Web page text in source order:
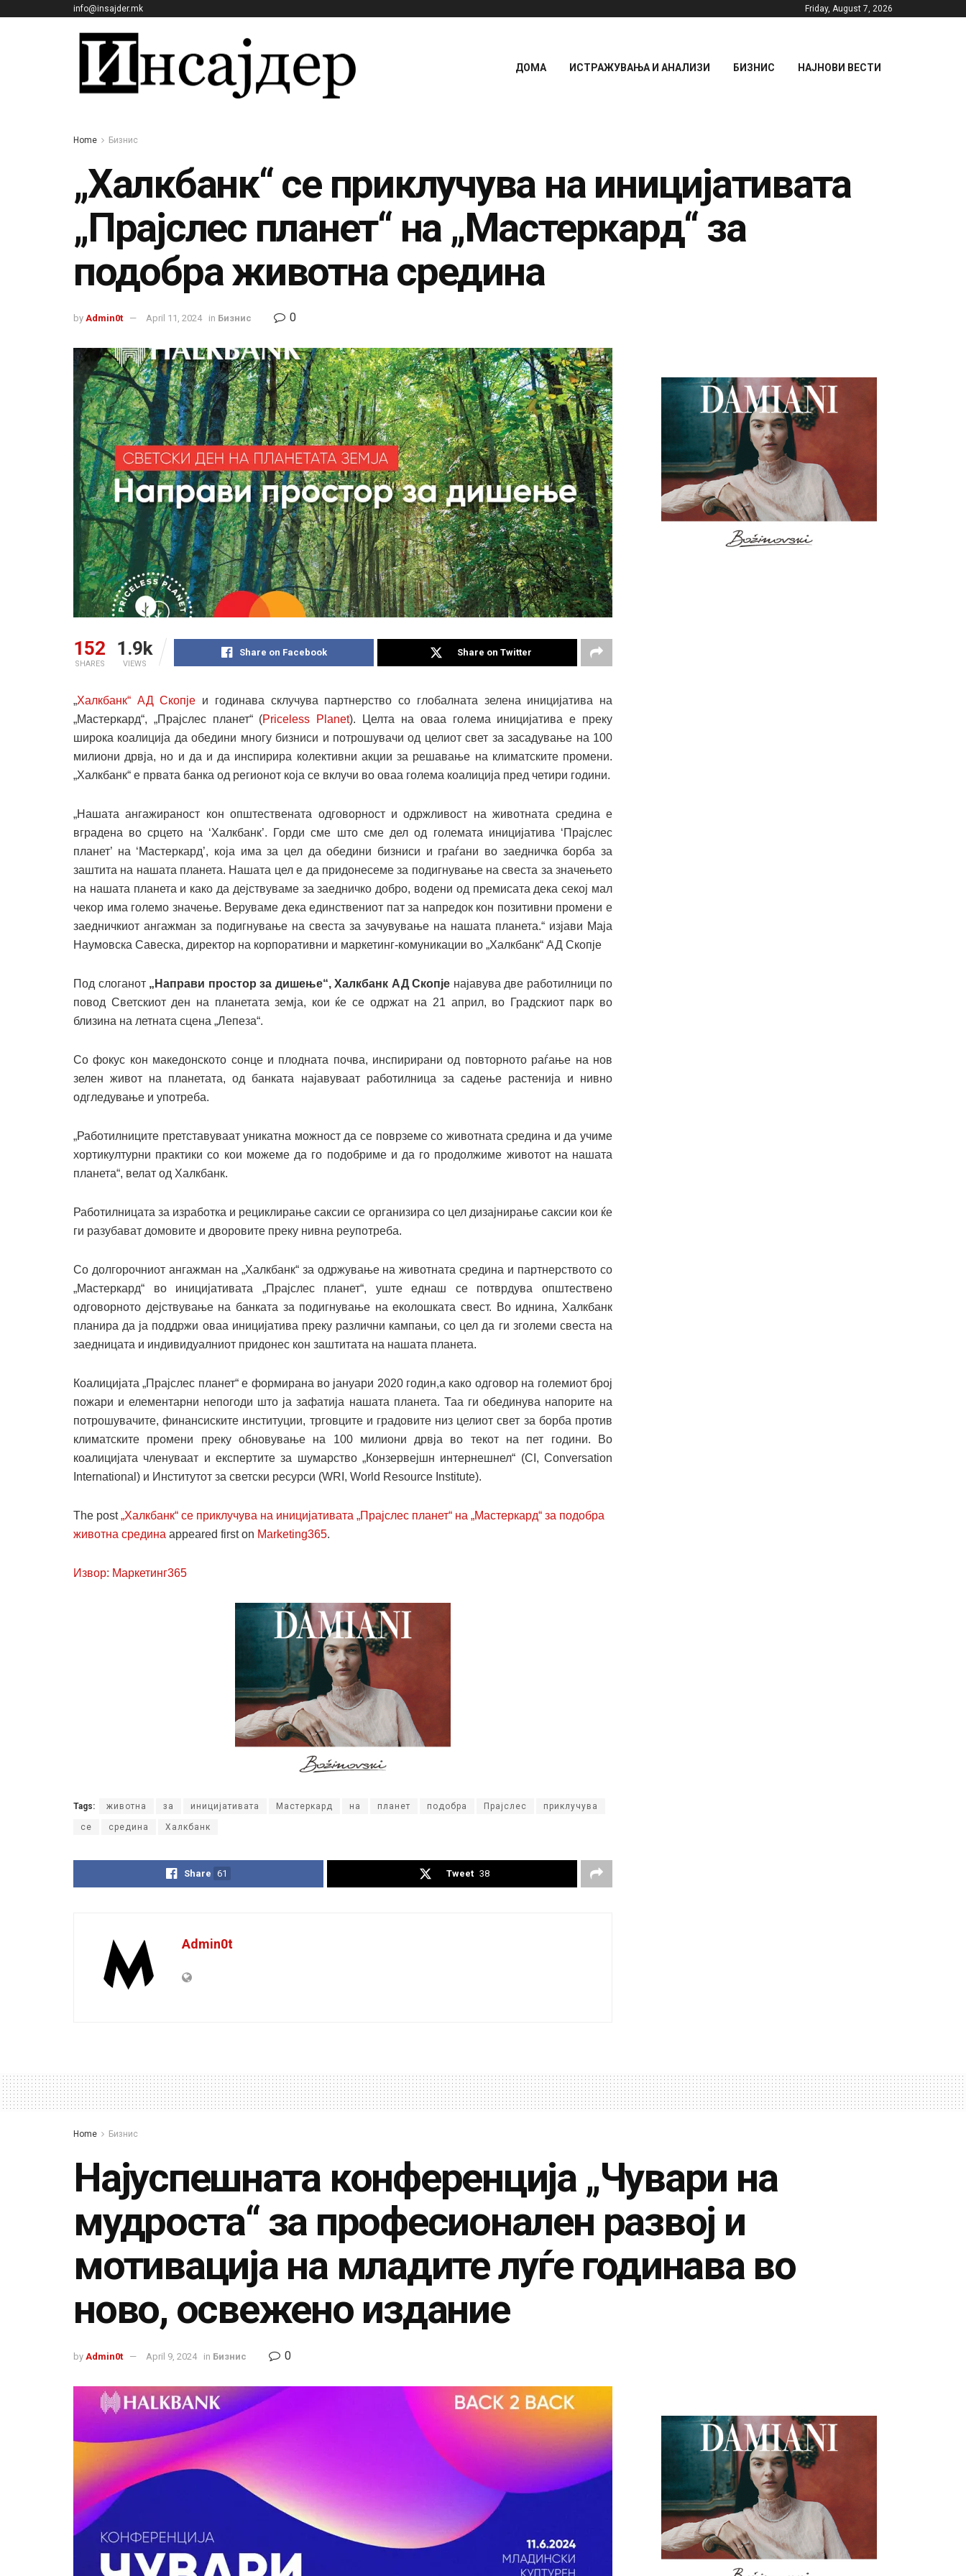
info@insajder.mk Friday, August 7, 2026
ДОМА ИСТРАЖУВАЊА И АНАЛИЗИ БИЗНИС НАЈНОВИ ВЕСТИ
Home Бизнис
„Халкбанк“ се приклучува на иницијативата
„Прајслес планет“ на „Мастеркард“ за
подобра животна средина
by Admin0t April 11, 2024 in Бизнис 0
152
SHARES
1.9k
VIEWS
Share on Facebook Share on Twitter
„Халкбанк“ АД Скопје и годинава склучува партнерство со глобалната зелена иницијатива на
„Мастеркард“, „Прајслес планет“ (Priceless Planet). Целта на оваа голема иницијатива е преку
широка коалиција да обедини многу бизниси и потрошувачи од целиот свет за засадување на 100
милиони дрвја, но и да и да инспирира колективни акции за решавање на климатските промени.
„Халкбанк“ е првата банка од регионот која се вклучи во оваа голема коалиција пред четири години.
„Нашата ангажираност кон општествената одговорност и одржливост на животната средина е
вградена во срцето на ‘Халкбанк’. Горди сме што сме дел од големата иницијатива ‘Прајслес
планет’ на ‘Мастеркард’, која има за цел да обедини бизниси и граѓани во заедничка борба за
заштита на нашата планета. Нашата цел е да придонесеме за подигнување на свеста за значењето
на нашата планета и како да дејствуваме за заедничко добро, водени од премисата дека секој мал
чекор има големо значење. Веруваме дека единствениот пат за напредок кон позитивни промени е
заедничкиот ангажман за подигнување на свеста за зачувување на нашата планета.“ изјави Маја
Наумовска Савеска, директор на корпоративни и маркетинг-комуникации во „Халкбанк“ АД Скопје
Под слоганот „Направи простор за дишење“, Халкбанк АД Скопје најавува две работилници по
повод Светскиот ден на планетата земја, кои ќе се одржат на 21 април, во Градскиот парк во
близина на летната сцена „Лепеза“.
Со фокус кон македонското сонце и плодната почва, инспирирани од повторното раѓање на нов
зелен живот на планетата, од банката најавуваат работилница за садење растенија и нивно
одгледување и употреба.
„Работилниците претставуваат уникатна можност да се поврземе со животната средина и да учиме
хортикултурни практики со кои можеме да го подобриме и да го продолжиме животот на нашата
планета“, велат од Халкбанк.
Работилницата за изработка и рециклирање саксии се организира со цел дизајнирање саксии кои ќе
ги разубават домовите и дворовите преку нивна реупотреба.
Со долгорочниот ангажман на „Халкбанк“ за одржување на животната средина и партнерството со
„Мастеркард“ во иницијативата „Прајслес планет“, уште еднаш се потврдува општествено
одговорното дејствување на банката за подигнување на еколошката свест. Во иднина, Халкбанк
планира да ја поддржи оваа иницијатива преку различни кампањи, со цел да ги зголеми свеста на
заедницата и индивидуалниот придонес кон заштитата на нашата планета.
Коалицијата „Прајслес планет“ е формирана во јануари 2020 годин,а како одговор на големиот број
пожари и елементарни непогоди што ја зафатија нашата планета. Таа ги обединува напорите на
потрошувачите, финансиските институции, трговците и градовите низ целиот свет за борба против
климатските промени преку обновување на 100 милиони дрвја во текот на пет години. Во
коалицијата членуваат и експертите за шумарство „Конзервејшн интернешнел“ (CI, Conversation
International) и Институтот за светски ресурси (WRI, World Resource Institute).
The post„Халкбанк“ се приклучува на иницијативата „Прајслес планет“ на „Мастеркард“ за подобра
животна средина appeared first on Marketing365.
Извор: Маркетинг365
Tags: животна за иницијативата Мастеркард на планет подобра Прајслес приклучува
се средина Халкбанк
Share 61 Tweet 38
Admin0t
Home Бизнис
Најуспешната конференција „Чувари на
мудроста“ за професионален развој и
мотивација на младите луѓе годинава во
ново, освежено издание
by Admin0t April 9, 2024 in Бизнис 0